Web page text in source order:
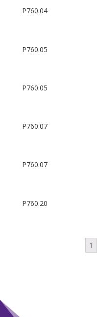
P760.04
P760.05
P760.05
P760.07
P760.07
P760.20
1